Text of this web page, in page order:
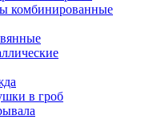
комбинированные
в гроб